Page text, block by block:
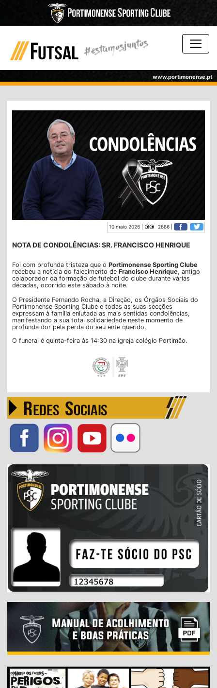
www.portimonense.pt
10 maio 2026 | 2886 |
NOTA DE CONDOLÊNCIAS: SR. FRANCISCO HENRIQUE
Foi com profunda tristeza que o Portimonense Sporting Clube
recebeu a notícia do falecimento de Francisco Henrique, antigo
colaborador da formação de futebol do clube durante várias
décadas, ocorrido este sábado à noite.
O Presidente Fernando Rocha, a Direção, os Órgãos Sociais do
Portimonense Sporting Clube e todas as suas secções
expressam à família enlutada as mais sentidas condolências,
manifestando a sua total solidariedade neste momento de
profunda dor pela perda do seu ente querido.
O funeral é quinta-feira às 14:30 na igreja colégio Portimão.